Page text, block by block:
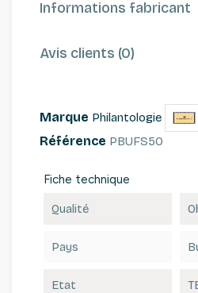
Informations fabricant
Avis clients (0)
Marque Philantologie
Référence PBUFS50
Fiche technique
Qualité
Pays
Etat